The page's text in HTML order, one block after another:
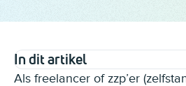
In dit artikel
Als freelancer of zzp’er